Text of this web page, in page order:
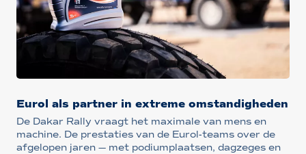
Eurol als partner in extreme omstandigheden
De Dakar Rally vraagt het maximale van mens en
machine. De prestaties van de Eurol-teams over de
afgelopen jaren — met podiumplaatsen, dagzeges en